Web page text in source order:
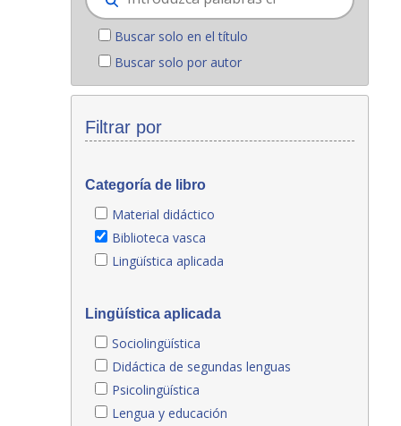
Buscar solo en el título
Buscar solo por autor
Filtrar por
Categoría de libro
Material didáctico
Biblioteca vasca
Lingüística aplicada
Lingüística aplicada
Sociolingüística
Didáctica de segundas lenguas
Psicolingüística
Lengua y educación